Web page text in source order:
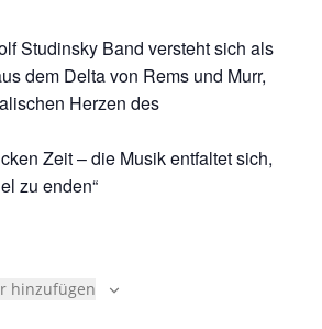
Studinsky Band versteht sich als
dem Delta von Rems und Murr,
Herzen des
Zeit – die Musik entfaltet sich,
zu enden“
hinzufügen